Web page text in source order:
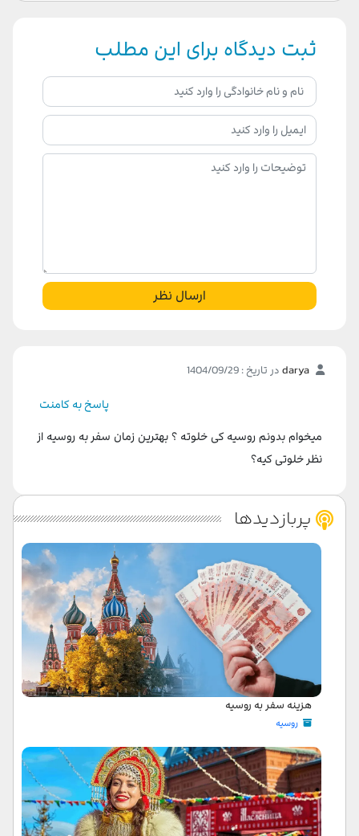
ثبت دیدگاه برای این مطلب
ارسال نظر
در تاریخ : 1404/09/29
پاسخ به کامنت
میخوام بدونم روسیه کی خلوته ؟ بهترین زمان سفر به روسیه از
نظر خلوتی کیه؟
پربازدیدها
هزینه سفر به روسیه
روسیه